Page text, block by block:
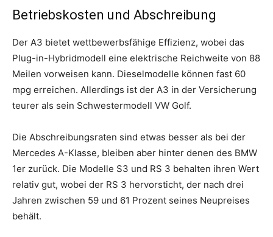
Betriebskosten und Abschreibung
Der A3 bietet wettbewerbsfähige Effizienz, wobei das
Plug-in-Hybridmodell eine elektrische Reichweite von 88
Meilen vorweisen kann. Dieselmodelle können fast 60
mpg erreichen. Allerdings ist der A3 in der Versicherung
teurer als sein Schwestermodell VW Golf.
Die Abschreibungsraten sind etwas besser als bei der
Mercedes A-Klasse, bleiben aber hinter denen des BMW
1er zurück. Die Modelle S3 und RS 3 behalten ihren Wert
relativ gut, wobei der RS ​​3 hervorsticht, der nach drei
Jahren zwischen 59 und 61 Prozent seines Neupreises
behält.